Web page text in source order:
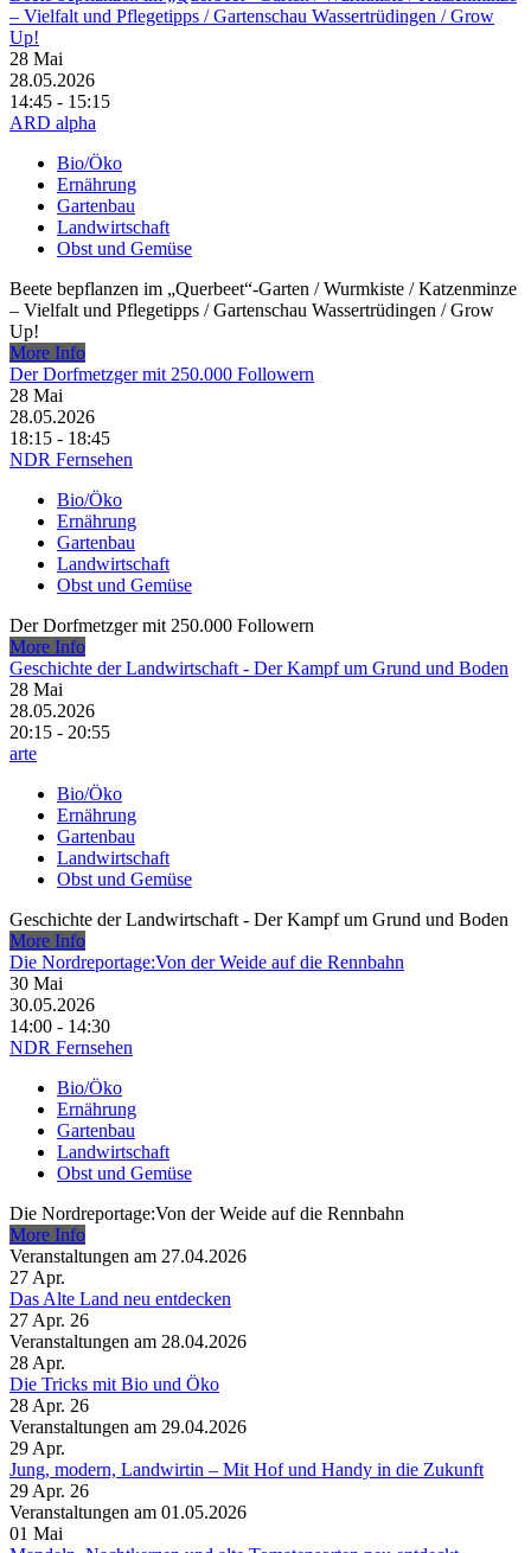
– Vielfalt und Pflegetipps /​ Gartenschau Wassertrüdingen /​ Grow
Up!
28 Mai
28.05.2026
14:45 - 15:15
ARD alpha
Bio/Öko
Ernährung
Gartenbau
Landwirtschaft
Obst und Gemüse
Beete bepflanzen im „Querbeet“-Garten /​ Wurmkiste /​ Katzenminze
– Vielfalt und Pflegetipps /​ Gartenschau Wassertrüdingen /​ Grow
Up!
More Info
Der Dorfmetzger mit 250.000 Followern
28 Mai
28.05.2026
18:15 - 18:45
NDR Fernsehen
Bio/Öko
Ernährung
Gartenbau
Landwirtschaft
Obst und Gemüse
Der Dorfmetzger mit 250.000 Followern
More Info
Geschichte der Landwirtschaft - Der Kampf um Grund und Boden
28 Mai
28.05.2026
20:15 - 20:55
arte
Bio/Öko
Ernährung
Gartenbau
Landwirtschaft
Obst und Gemüse
Geschichte der Landwirtschaft - Der Kampf um Grund und Boden
More Info
Die Nordreportage:Von der Weide auf die Rennbahn
30 Mai
30.05.2026
14:00 - 14:30
NDR Fernsehen
Bio/Öko
Ernährung
Gartenbau
Landwirtschaft
Obst und Gemüse
Die Nordreportage:Von der Weide auf die Rennbahn
More Info
Veranstaltungen am 27.04.2026
27 Apr.
Das Alte Land neu entdecken
27 Apr. 26
Veranstaltungen am 28.04.2026
28 Apr.
Die Tricks mit Bio und Öko
28 Apr. 26
Veranstaltungen am 29.04.2026
29 Apr.
Jung, modern, Landwirtin – Mit Hof und Handy in die Zukunft
29 Apr. 26
Veranstaltungen am 01.05.2026
01 Mai